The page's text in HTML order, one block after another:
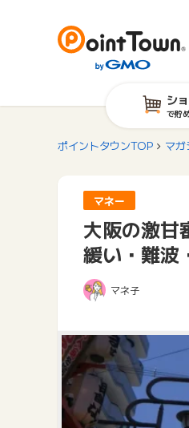
シ
で貯
ポイントタウンTOP マ
マネー
大阪の激甘
緩い・難波
マネ子